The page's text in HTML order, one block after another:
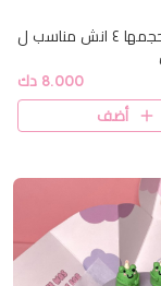
ميني كيك حجمها ٤ انش مناسب ل
8.000 دك
أضف